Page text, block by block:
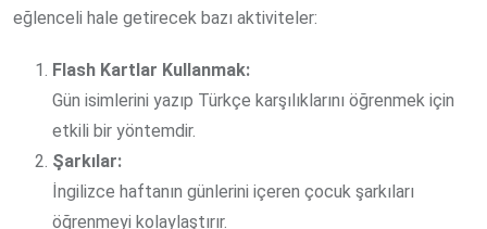
eğlenceli hale getirecek bazı aktiviteler:
Flash Kartlar Kullanmak:
Gün isimlerini yazıp Türkçe karşılıklarını öğrenmek için
etkili bir yöntemdir.
Şarkılar:
İngilizce haftanın günlerini içeren çocuk şarkıları
öğrenmeyi kolaylaştırır.